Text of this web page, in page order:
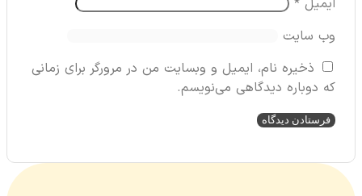
*
سایت
ذخیره نام، ایمیل و وبسایت من در مرورگر برای زمانی
دوباره دیدگاهی می‌نویسم.